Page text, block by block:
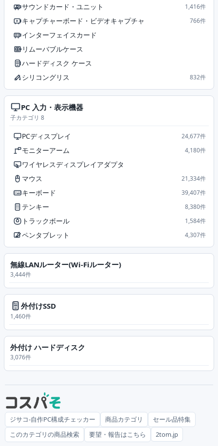
サウンドカード・ユニット
1,416件
キャプチャーボード・ビデオキャプチャ 766件
インターフェイスカード
リムーバブルケース
ハードディスク ケース
シリコングリス
832件
PC 入力・表示機器
子カテゴリ 8
PCディスプレイ 24,677件
モニターアーム 4,180件
ワイヤレスディスプレイアダプタ
マウス
21,334件
キーボード 39,407件
テンキー 8,380件
トラックボール 1,584件
ペンタブレット 4,307件
無線LANルーター(Wi-Fiルーター)
3,444件
外付けSSD
1,460件
外付け ハードディスク
3,076件
ジサコ-自作PC構成チェッカー 商品カテゴリ
セール品特集
このカテゴリの商品検索
要望・報告はこちら 2tom.jp